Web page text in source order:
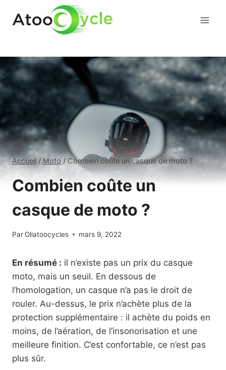
Accueil / Moto / Combien coûte un casque de moto ?
Combien coûte un
casque de moto ?
ParOliatoocycles mars 9, 2022
En résumé : il n’existe pas un prix du casque
moto, mais un seuil. En dessous de
l’homologation, un casque n’a pas le droit de
rouler. Au-dessus, le prix n’achète plus de la
protection supplémentaire : il achète du poids en
moins, de l’aération, de l’insonorisation et une
meilleure finition. C’est confortable, ce n’est pas
plus sûr.